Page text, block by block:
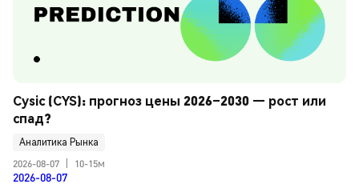
Cysic (CYS): прогноз цены 2026–2030 — рост или
спад?
Аналитика Рынка
2026-08-07
10-15м
2026-08-07